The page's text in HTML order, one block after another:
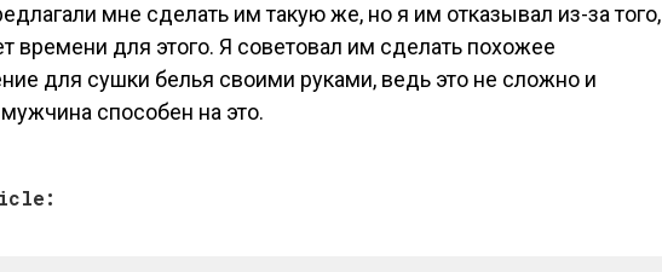
мне сделать им такую же, но я им отказывал из-за того,
времени для этого. Я советовал им сделать похожее
для сушки белья своими руками, ведь это не сложно и
способен на это.